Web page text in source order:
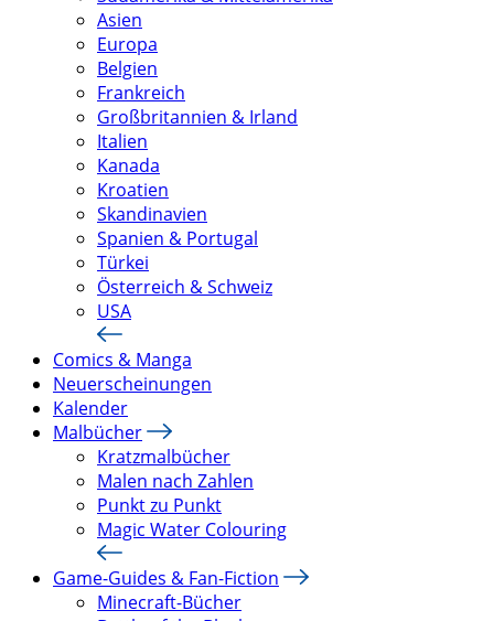
Asien
Europa
Belgien
Frankreich
Großbritannien & Irland
Italien
Kanada
Kroatien
Skandinavien
Spanien & Portugal
Türkei
Österreich & Schweiz
USA
Comics & Manga
Neuerscheinungen
Kalender
Malbücher
Kratzmalbücher
Malen nach Zahlen
Punkt zu Punkt
Magic Water Colouring
Game-Guides & Fan-Fiction
Minecraft-Bücher